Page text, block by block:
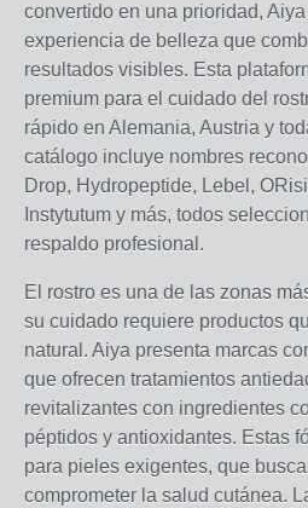
convertido en una prioridad,
experiencia de belleza que
resultados visibles. Esta
premium para el cuidado del
rápido en Alemania, Austria y
catálogo incluye nombres
Drop, Hydropeptide, Lebel,
Instytutum y más, todos
respaldo profesional.
El rostro es una de las zonas
su cuidado requiere productos
natural. Aiya presenta marcas
que ofrecen tratamientos
revitalizantes con ingredientes
péptidos y antioxidantes. Estas
para pieles exigentes, que
comprometer la salud cutánea.